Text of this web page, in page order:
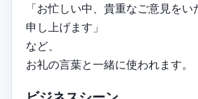
「お忙しい中、貴重なご意見を
申し上げます」
など、
お礼の言葉と一緒に使われます。